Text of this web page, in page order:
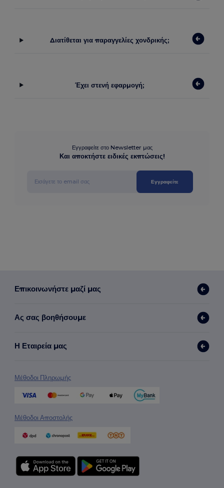
Διατίθεται για παραγγελίες χονδρικής;
Έχει στενή εφαρμογή;
Εγγραφείτε στο Newsletter μας
Και αποκτήστε ειδικές εκπτώσεις!
Εγγραφείτε
Επικοινωνήστε μαζί μας
Ας σας βοηθήσουμε
Η Εταιρεία μας
Μέθοδοι Πληρωμής
Μέθοδοι Αποστολής